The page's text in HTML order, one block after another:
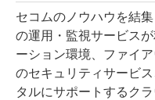
セコムのノウハウを結
の運用・監視サービス
ーション環境、ファイ
のセキュリティサービ
タルにサポートするク